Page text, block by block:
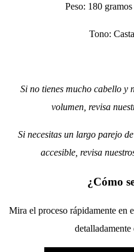
Peso: 180
Tono:
Si no tienes mucho cabello y
volumen, revisa
Si necesitas un largo parejo
accesible, revisa
¿Cómo
Mira el proceso rápidamente en
detalladamente